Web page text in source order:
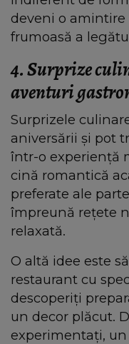
deveni o amintire
frumoasă a
4. Surprize
aventuri
Surprizele
aniversării și pot
într-o experiență
cină romantică
preferate ale
împreună rețete
relaxată.
O altă idee este
restaurant cu
descoperiți
un decor plăcut.
experimentați,